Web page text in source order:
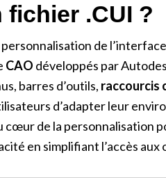
fichier .CUI ?
de
CAO développés par
barres d’outils, raccourcis
d’adapter leur
cœur de la personnalisation
en simplifiant l’accès aux